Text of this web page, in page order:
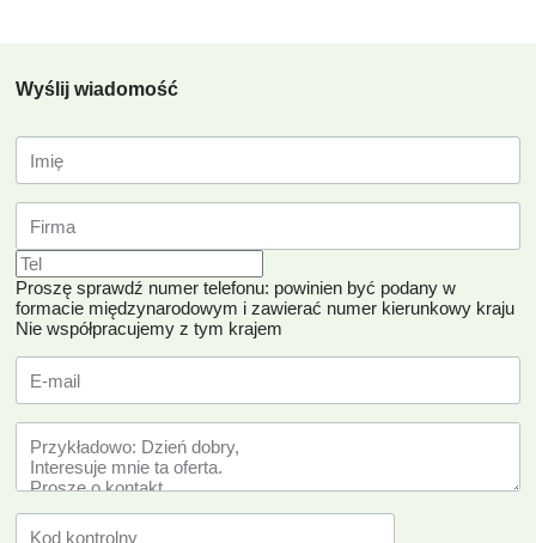
Wyślij wiadomość
Proszę sprawdź numer telefonu: powinien być podany w
formacie międzynarodowym i zawierać numer kierunkowy kraju
Nie współpracujemy z tym krajem